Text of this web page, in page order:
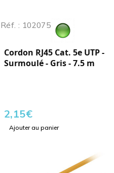
Réf. : 102075
Cordon RJ45 Cat. 5e UTP -
Surmoulé - Gris - 7.5 m
2,15€
Ajouter au panier